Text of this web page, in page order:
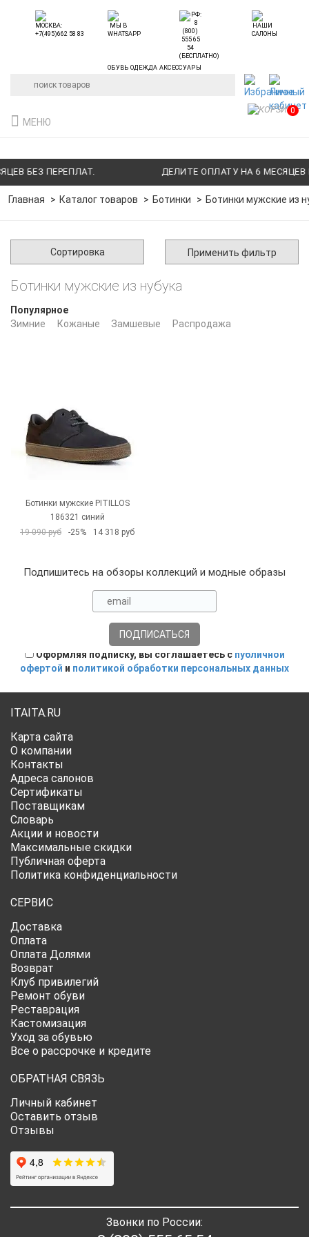
БЕЗ ПЕРЕПЛАТ. ДЕЛИТЕ ОПЛАТУ НА 6 МЕСЯЦЕВ
ОБУВЬ ОДЕЖДА АКСЕССУАРЫ
МЕНЮ
0
Главная Каталог товаров Ботинки Ботинки мужские из
Сортировка Применить фильтр
Популярное
Зимние
Кожаные Замшевые Распродажа
Ботинки мужские из нубука
Ботинки мужские PITILLOS
186321 синий
19 090 руб
-25% 14 318 руб
Подпишитесь на обзоры коллекций и модные образы
Оформляя подписку, вы соглашаетесь с публичной
офертой и политикой обработки персональных данных
ITAITA.RU
Карта сайта
О компании
Контакты
Адреса салонов
Сертификаты
Поставщикам
Словарь
Акции и новости
Максимальные скидки
Публичная оферта
Политика конфиденциальности
СЕРВИС
Доставка
Оплата
Оплата Долями
Возврат
Клуб привилегий
Ремонт обуви
Реставрация
Кастомизация
Уход за обувью
Все о рассрочке и кредите
ОБРАТНАЯ СВЯЗЬ
Личный кабинет
Оставить отзыв
Отзывы
Звонки по России: